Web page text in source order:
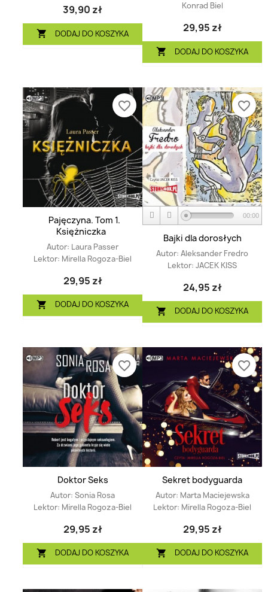
39,90 zł
 DODAJ DO KOSZYKA
Konrad Biel
29,95 zł
 DODAJ DO KOSZYKA
Pajęczyna. Tom 1.
Księżniczka
Autor: Laura Passer
Lektor: Mirella Rogoza-Biel
29,95 zł
 DODAJ DO KOSZYKA
favorite_border
00:00
Bajki dla dorosłych
Autor: Aleksander Fredro
Lektor: JACEK KISS
24,95 zł
 DODAJ DO KOSZYKA
favorite_border
Doktor Seks
Autor: Sonia Rosa
Lektor: Mirella Rogoza-Biel
29,95 zł
 DODAJ DO KOSZYKA
favorite_border
Sekret bodyguarda
Autor: Marta Maciejewska
Lektor: Mirella Rogoza-Biel
29,95 zł
 DODAJ DO KOSZYKA
favorite_border